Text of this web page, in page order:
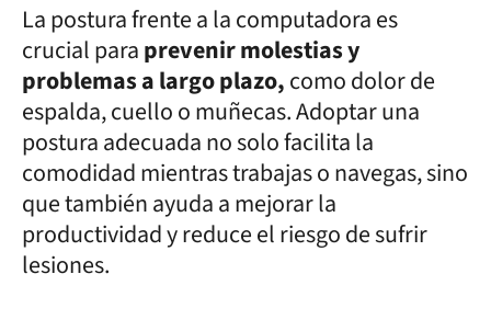
La postura frente a la computadora es
crucial paraprevenir molestias y
problemas a largo plazo,como dolor de
espalda, cuello o muñecas. Adoptar una
postura adecuada no solo facilita la
comodidad mientras trabajas o navegas, sino
que también ayuda a mejorar la
productividad y reduce el riesgo de sufrir
lesiones.